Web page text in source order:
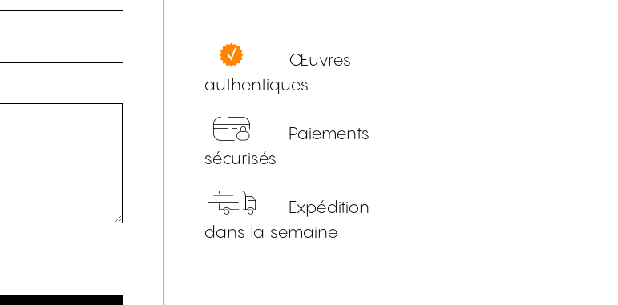
Œuvres
authentiques
Paiements
sécurisés
Expédition
dans la semaine